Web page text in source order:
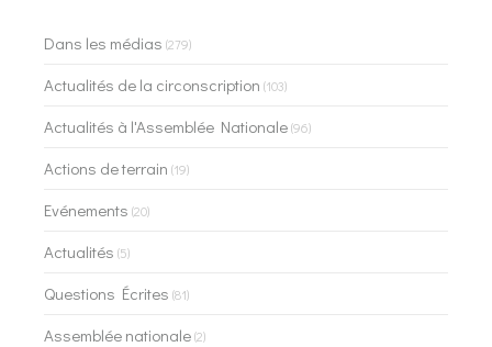
Dans les médias (279)
Actualités de la circonscription (103)
Actualités à l'Assemblée Nationale(96)
Actions de terrain (19)
Evénements (20)
Actualités (5)
Questions Écrites (81)
Assemblée nationale(2)